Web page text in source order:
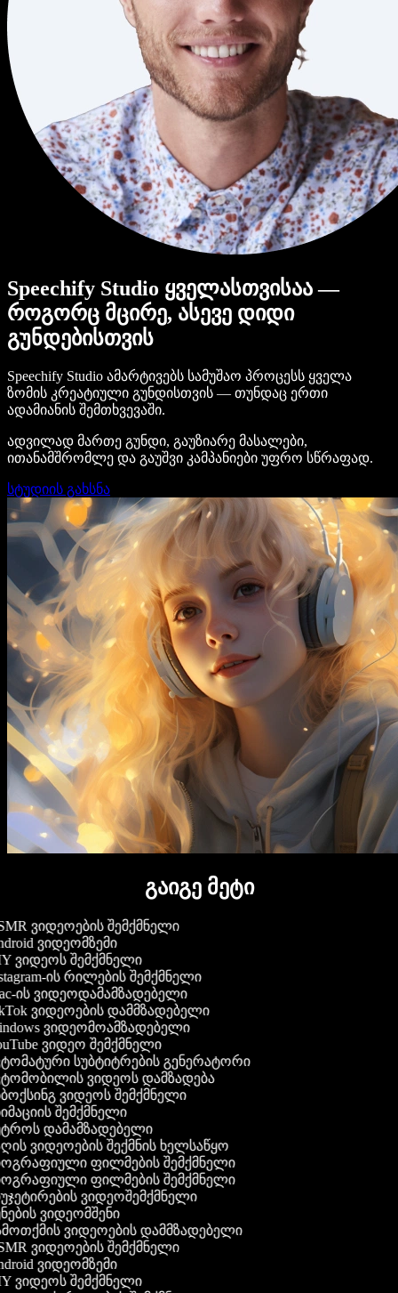
Speechify Studio ყველასთვისაა —
როგორც მცირე, ასევე დიდი
გუნდებისთვის
Speechify Studio ამარტივებს სამუშაო პროცესს ყველა
ზომის კრეატიული გუნდისთვის — თუნდაც ერთი
ადამიანის შემთხვევაში.
ადვილად მართე გუნდი, გაუზიარე მასალები,
ითანამშრომლე და გაუშვი კამპანიები უფრო სწრაფად.
სტუდიის გახსნა
გაიგე მეტი
ვიდეოების შემქმნელი
ვიდეომზემი
ვიდეოს შემქმნელი
ის რილების შემქმნელი
ის ვიდეოდამამზადებელი
ვიდეოების დამმზადებელი
ვიდეომოამზადებელი
ვიდეო შემქმნელი
სუბტიტრების გენერატორი
ვიდეოს დამზადება
ვიდეოს შემქმნელი
შემქმნელი
დამამზადებელი
ვიდეოების შექმნის ხელსაწყო
ფილმების შემქმნელი
ფილმების შემქმნელი
ვიდეოშემქმნელი
ვიდეომშენი
ვიდეოების დამმზადებელი
ვიდეოების შემქმნელი
ვიდეომზემი
ვიდეოს შემქმნელი